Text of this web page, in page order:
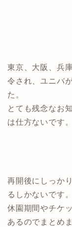
東京、大阪、兵
令され、ユニバ
た。
とても残念なお
は仕方ないです。
再開後にしっか
るしかないです。
休園期間やチケ
あるのでまとめ